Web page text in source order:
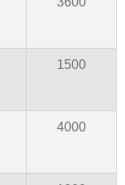
1500
4000